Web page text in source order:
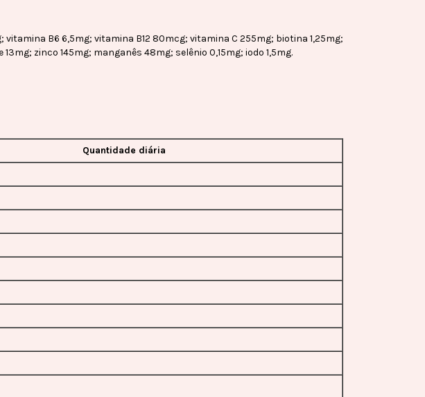
vitamina B6 6,5mg; vitamina B12 80mcg; vitamina C 255mg; biotina 1,25mg;
zinco 145mg; manganês 48mg; selênio 0,15mg; iodo 1,5mg.
Quantidade diária